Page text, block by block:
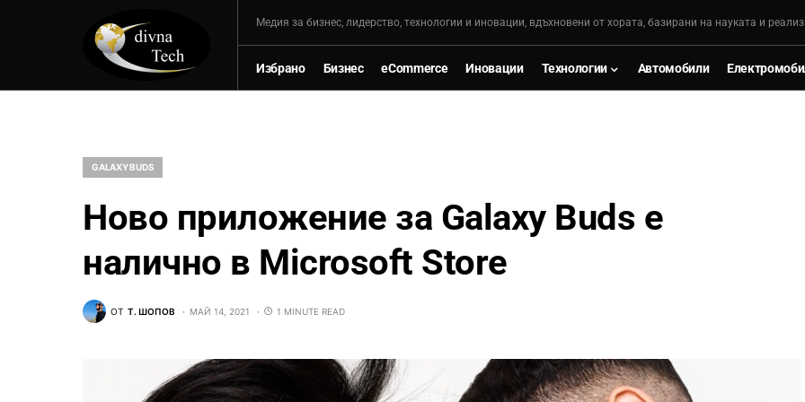
Mедия за бизнес, лидерство, технологии и иновации, вдъхновени от хората, базирани на науката и
Избрано Бизнес eCommerce Иновации Технологии Автомобили
GALAXY BUDS
Ново приложение за Galaxy Buds е
налично в Microsoft Store
ОТ Т. ШОПОВ МАЙ 14, 2021 1 MINUTE READ